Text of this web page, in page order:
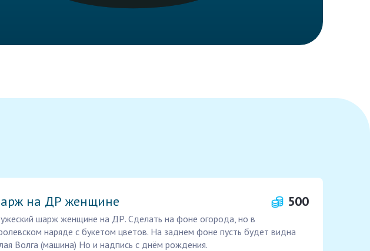
на ДР женщине 500
шарж женщине на ДР. Сделать на фоне огорода, но в
наряде с букетом цветов. На заднем фоне пусть будет видна
Волга (машина) Но и надпись с днём рождения.